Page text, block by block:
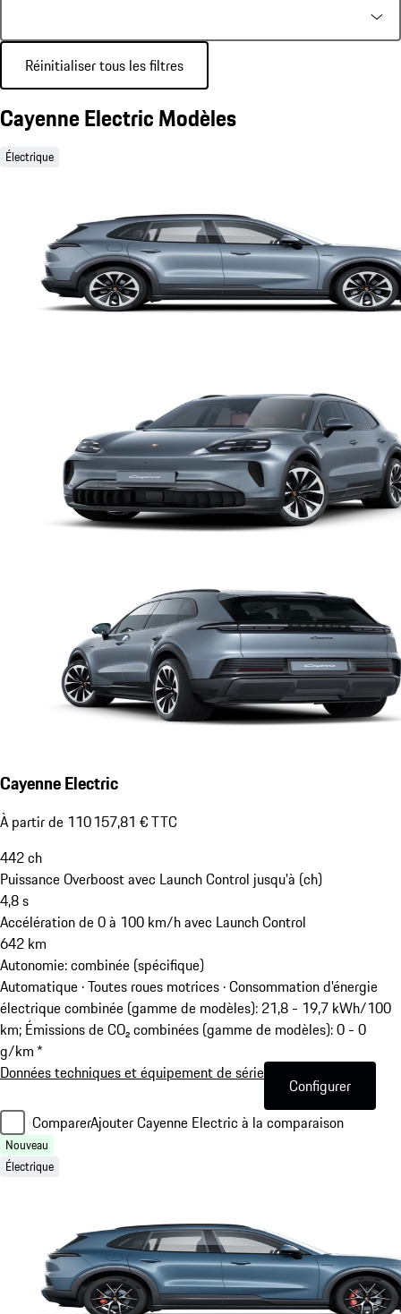
Réinitialiser tous les filtres
Cayenne Electric Modèles
Électrique
Cayenne Electric
À partir de 110 157,81 € TTC
442ch
Puissance Overboost avec Launch Control jusqu'à (ch)
4,8s
Accélération de 0 à 100 km/h avec Launch Control
642 km
Autonomie: combinée (spécifique)
Automatique · Toutes roues motrices ·Consommation d'énergie
électrique combinée (gamme de modèles): 21,8 - 19,7 kWh/100
km; Émissions de CO₂ combinées (gamme de modèles): 0 - 0
g/km *
Données techniques et équipement de série
Configurer
ComparerAjouter Cayenne Electric à la comparaison
Nouveau
Électrique